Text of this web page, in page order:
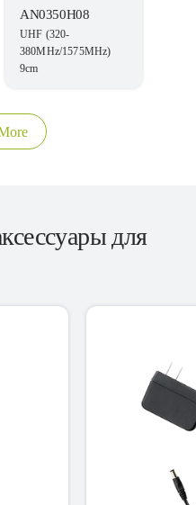
AN0350H08
UHF (320-
380MHz/1575MHz)
9cm
для